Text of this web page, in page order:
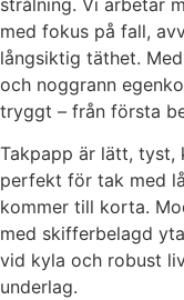
strålning. Vi arbetar
med fokus på fall,
långsiktig täthet.
och noggrann
tryggt – från första
Takpapp är lätt,
perfekt för tak med
kommer till korta.
med skifferbelagd
vid kyla och robust
underlag.